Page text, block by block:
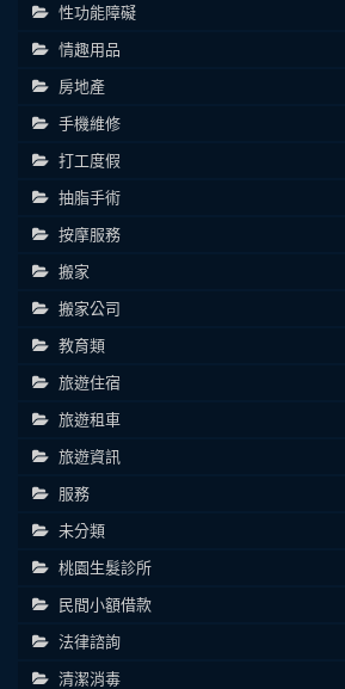
性功能障礙
情趣用品
房地產
手機維修
打工度假
抽脂手術
按摩服務
搬家
搬家公司
教育類
旅遊住宿
旅遊租車
旅遊資訊
服務
未分類
桃園生髮診所
民間小額借款
法律諮詢
清潔消毒